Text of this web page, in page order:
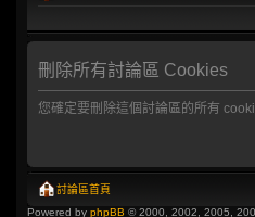
刪除所有討論區 Cookies
您確定要刪除這個討論區的所有
討論區首頁
Powered by phpBB © 2000, 2002, 2005,